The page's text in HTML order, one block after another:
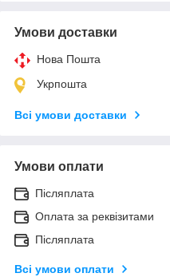
Умови доставки
Нова Пошта
Укрпошта
Всі умови доставки
Умови оплати
Післяплата
Оплата за реквізитами
Післяплата
Всі умови оплати